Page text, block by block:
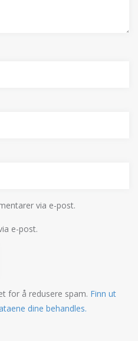
via e-post.
e-post.
for å redusere spam. Finn ut
dine behandles.